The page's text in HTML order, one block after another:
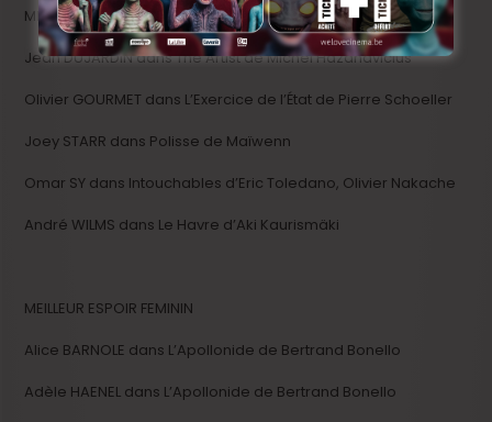
MEILLEUR ACTEUR
Jean DUJARDIN dans The Artist de Michel Hazanavicius
Olivier GOURMET dans L’Exercice de l’État de Pierre Schoeller
Joey STARR dans Polisse de Maïwenn
Omar SY dans Intouchables d’Eric Toledano, Olivier Nakache
André WILMS dans Le Havre d’Aki Kaurismäki
MEILLEUR ESPOIR FEMININ
Alice BARNOLE dans L’Apollonide de Bertrand Bonello
Adèle HAENEL dans L’Apollonide de Bertrand Bonello